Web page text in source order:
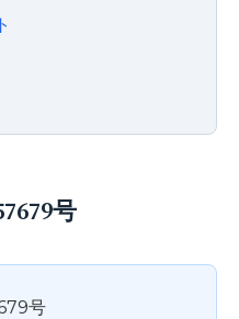
号
号